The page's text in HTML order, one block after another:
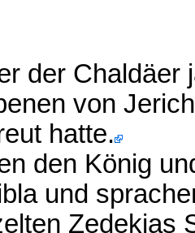
der Chaldäer
von
hatte.
den König
und
Zedekias